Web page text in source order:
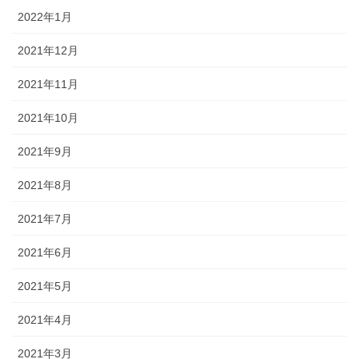
2022年1月
2021年12月
2021年11月
2021年10月
2021年9月
2021年8月
2021年7月
2021年6月
2021年5月
2021年4月
2021年3月